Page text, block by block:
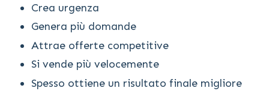
Crea urgenza
Genera più domande
Attrae offerte competitive
Si vende più velocemente
Spesso ottiene un risultato finale migliore